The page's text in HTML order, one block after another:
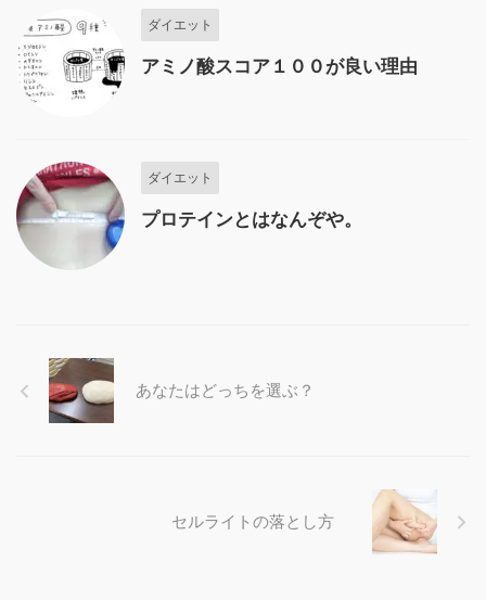
ダイエット
アミノ酸スコア１００が良い理由
ダイエット
プロテインとはなんぞや。
あなたはどっちを選ぶ？
セルライトの落とし方